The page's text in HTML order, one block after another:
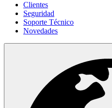
Clientes
Seguridad
Soporte Técnico
Novedades